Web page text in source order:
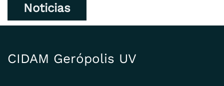
Noticias
CIDAM Gerópolis UV